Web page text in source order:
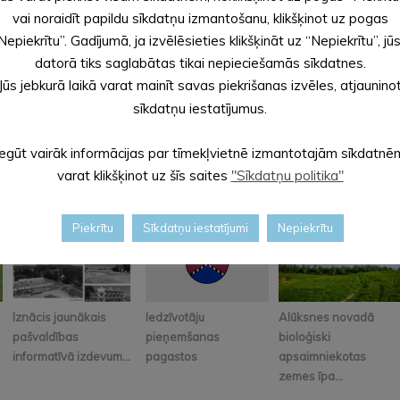
lēmumā Nr. 342 “Par amata vietām un atlīdzību Alūksnes
Iznācis jaunākais
pašvaldības
informatīvā izdevum...
Iedzīvotāju
pieņemšanas
pagastos
Alūksnes novadā
bioloģiski
apsaimniekotas
zemes īpa...
vai noraidīt papildu sīkdatņu izmantošanu, klikšķinot uz pogas
Gadījumā, ja izvēlēsieties klikšķināt uz “Nepiekrītu”,
datorā tiks saglabātas tikai nepieciešamās sīkdatnes.
Jūs jebkurā laikā varat mainīt savas piekrišanas izvēles,
sīkdatņu iestatījumus.
vairāk informācijas par tīmekļvietnē izmantotajām
varat klikšķinot uz šīs saites "Sīkdatņu politika"
Piekrītu Sīkdatņu iestatījumi Nepiekrītu